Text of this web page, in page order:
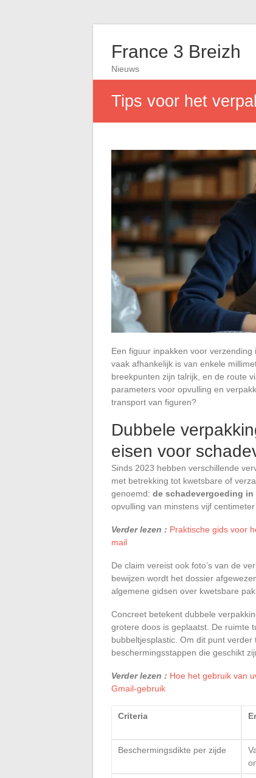
France 3 Breizh
Nieuws
Tips voor het
Een figuur inpakken voor
vaak afhankelijk is van enkele
breekpunten zijn talrijk, en de route
parameters voor opvulling en
transport van figuren?
Dubbele
eisen voor
Sinds 2023 hebben verschillende
met betrekking tot kwetsbare of
genoemd: de schadevergoeding
opvulling van minstens vijf centimeter
Verder lezen : Praktische gids voor
mail
De claim vereist ook foto’s van de
bewijzen wordt het dossier
algemene gidsen over kwetsbare
Concreet betekent dubbele
grotere doos is geplaatst. De ruimte
bubbeltjesplastic. Om dit punt
beschermingsstappen die geschikt
Verder lezen : Hoe het gebruik van
Gmail-gebruik
Criteria
Beschermingsdikte per zijde